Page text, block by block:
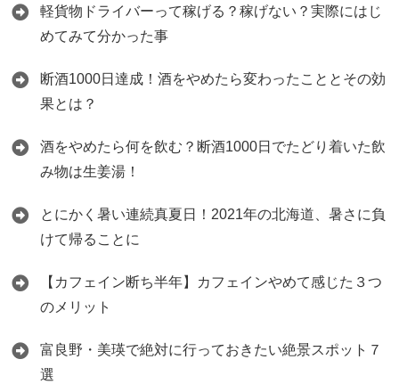
軽貨物ドライバーって稼げる？稼げない？実際にはじ
めてみて分かった事
断酒1000日達成！酒をやめたら変わったこととその効
果とは？
酒をやめたら何を飲む？断酒1000日でたどり着いた飲
み物は生姜湯！
とにかく暑い連続真夏日！2021年の北海道、暑さに負
けて帰ることに
【カフェイン断ち半年】カフェインやめて感じた３つ
のメリット
富良野・美瑛で絶対に行っておきたい絶景スポット７
選